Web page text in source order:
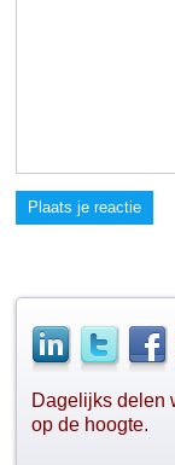
Plaats je reactie
Dagelijks delen
op de hoogte.